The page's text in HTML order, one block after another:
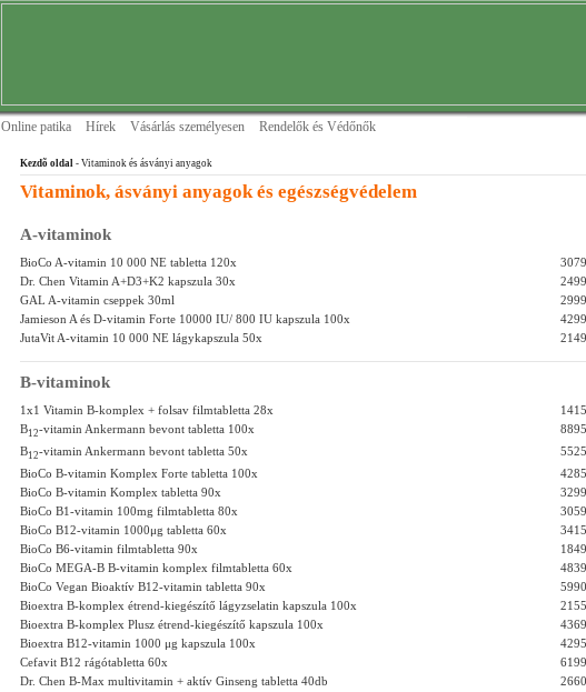
Online patika Hírek Vásárlás személyesen Rendelők és Védőnők
Kezdõ oldal - Vitaminok és ásványi anyagok
Vitaminok, ásványi anyagok és egészségvédelem
A-vitaminok
BioCo A-vitamin 10 000 NE tabletta 120x
Dr. Chen Vitamin A+D3+K2 kapszula 30x
GAL A-vitamin cseppek 30ml
Jamieson A és D-vitamin Forte 10000 IU/ 800 IU kapszula 100x
JutaVit A-vitamin 10 000 NE lágykapszula 50x
B-vitaminok
1x1 Vitamin B-komplex + folsav filmtabletta 28x
B12-vitamin Ankermann bevont tabletta 100x
B12-vitamin Ankermann bevont tabletta 50x
BioCo B-vitamin Komplex Forte tabletta 100x
BioCo B-vitamin Komplex tabletta 90x
BioCo B1-vitamin 100mg filmtabletta 80x
BioCo B12-vitamin 1000μg tabletta 60x
BioCo B6-vitamin filmtabletta 90x
BioCo MEGA-B B-vitamin komplex filmtabletta 60x
BioCo Vegan Bioaktív B12-vitamin tabletta 90x
Bioextra B-komplex étrend-kiegészítő lágyzselatin kapszula 100x
Bioextra B-komplex Plusz étrend-kiegészítő kapszula 100x
Bioextra B12-vitamin 1000 μg kapszula 100x
Cefavit B12 rágótabletta 60x
Dr. Chen B-Max multivitamin + aktív Ginseng tabletta 40db